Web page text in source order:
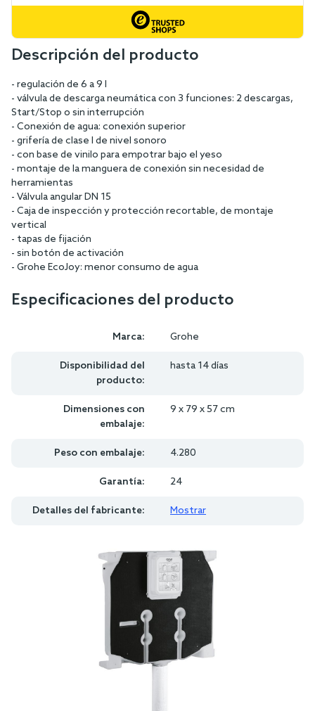
Descripción del producto
- regulación de 6 a 9 l
- válvula de descarga neumática con 3 funciones: 2 descargas,
Start/Stop o sin interrupción
- Conexión de agua: conexión superior
- grifería de clase I de nivel sonoro
- con base de vinilo para empotrar bajo el yeso
- montaje de la manguera de conexión sin necesidad de
herramientas
- Válvula angular DN 15
- Caja de inspección y protección recortable, de montaje
vertical
- tapas de fijación
- sin botón de activación
- Grohe EcoJoy: menor consumo de agua
Especificaciones del producto
Marca: Grohe
Disponibilidad del
producto:
hasta 14 días
Dimensiones con
embalaje:
9 x 79 x 57 cm
Peso con embalaje: 4.280
Garantía: 24
Detalles del fabricante: Mostrar